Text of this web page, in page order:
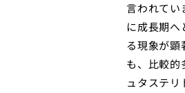
言われてい
に成長期へ
る現象が
も、比較的
ュタステ